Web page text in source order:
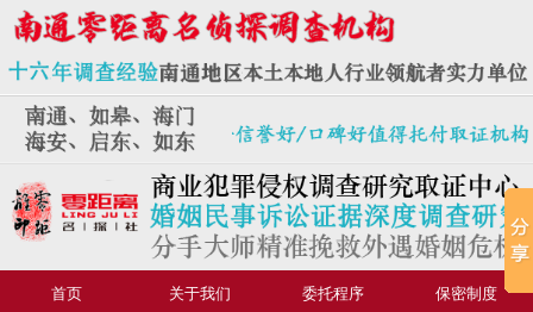
首页 关于我们 委托程序 保密制度